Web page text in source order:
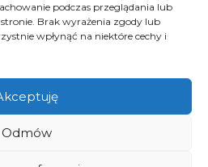
podczas przeglądania lub
Brak wyrażenia zgody lub
wpłynąć na niektóre cechy i
Odmów
Poznań,
Katowice,
polimeryzacja posadzek.